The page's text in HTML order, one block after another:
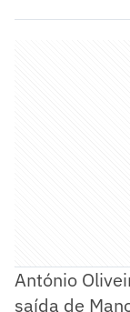
António
saída de